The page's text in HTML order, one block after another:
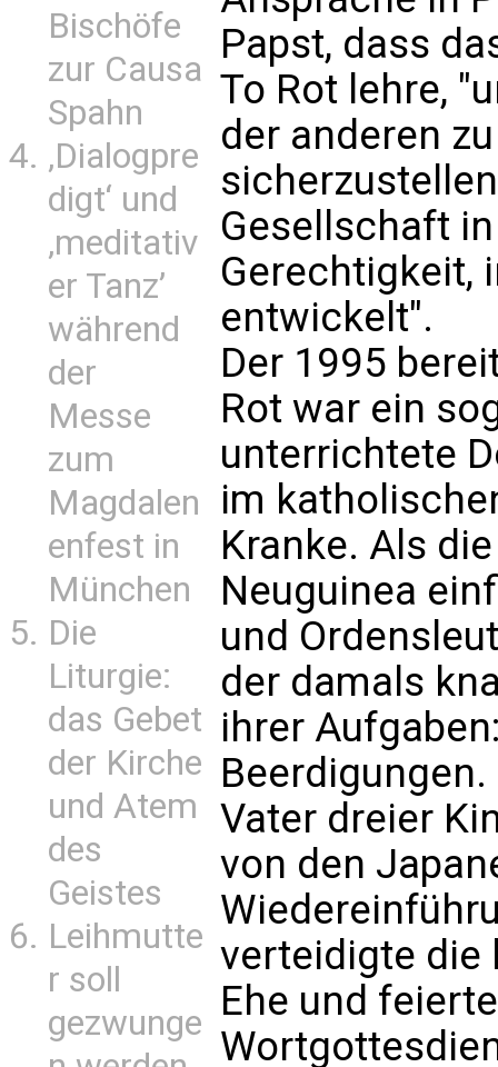
Bischöfe
zur Causa
Spahn
‚Dialogpre
digt‘ und
‚meditativ
er Tanz’
während
der
Messe
zum
Magdalen
enfest in
München
Die
Liturgie:
das Gebet
der Kirche
und Atem
des
Geistes
Leihmutte
r soll
gezwunge
Papst, dass
To Rot lehre,
der anderen
Gesellschaft
Gerechtigkeit,
entwickelt".
Der 1995
Rot war ein
unterrichtete
im
Kranke. Als
Neuguinea
und
der damals
ihrer
Vater dreier
von den
verteidigte die
Ehe und